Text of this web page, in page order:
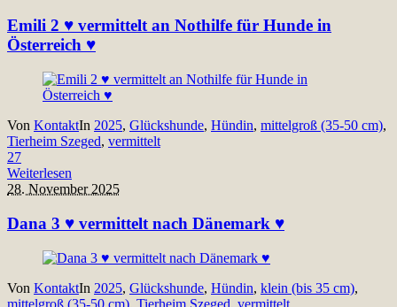
Emili 2 ♥ vermittelt an Nothilfe für Hunde in
Österreich ♥
Von KontaktIn 2025, Glückshunde, Hündin, mittelgroß (35-50 cm),
Tierheim Szeged, vermittelt
27
Weiterlesen
28. November 2025
Dana 3 ♥ vermittelt nach Dänemark ♥
Von KontaktIn 2025, Glückshunde, Hündin, klein (bis 35 cm),
mittelgroß (35-50 cm), Tierheim Szeged, vermittelt